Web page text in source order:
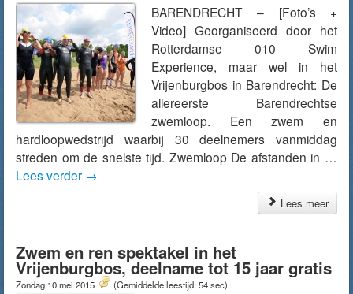
BARENDRECHT – [Foto’s +
Video] Georganiseerd door het
Rotterdamse 010 Swim
Experience, maar wel in het
Vrijenburgbos in Barendrecht: De
allereerste Barendrechtse
zwemloop. Een zwem en
hardloopwedstrijd waarbij 30 deelnemers vanmiddag
streden om de snelste tijd. Zwemloop De afstanden in …
Lees verder →
Lees meer
Zwem en ren spektakel in het
Vrijenburgbos, deelname tot 15 jaar gratis
Zondag 10 mei 2015 (Gemiddelde leestijd: 54 sec)